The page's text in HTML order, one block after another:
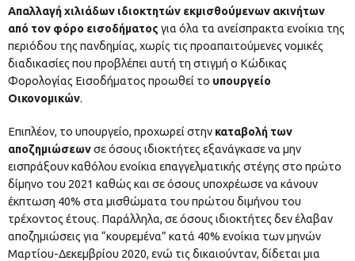
Απαλλαγή χιλιάδων ιδιοκτητών εκμισθούμενων ακινήτων
από τον φόρο εισοδήματος για όλα τα ανείσπρακτα ενοίκια της
περιόδου της πανδημίας, χωρίς τις προαπαιτούμενες νομικές
διαδικασίες που προβλέπει αυτή τη στιγμή ο Κώδικας
Φορολογίας Εισοδήματος προωθεί το υπουργείο
Οικονομικών.
Επιπλέον, το υπουργείο, προχωρεί στην καταβολή των
αποζημιώσεωνσε όσους ιδιοκτήτες εξανάγκασε να μην
εισπράξουν καθόλου ενοίκια επαγγελματικής στέγης στο πρώτο
δίμηνο του 2021 καθώς και σε όσους υποχρέωσε να κάνουν
έκπτωση 40% στα μισθώματα του πρώτου διμήνου του
τρέχοντος έτους. Παράλληλα, σε όσους ιδιοκτήτες δεν έλαβαν
αποζημιώσεις για “κουρεμένα” κατά 40% ενοίκια των μηνών
Μαρτίου-Δεκεμβρίου 2020, ενώ τις δικαιούνταν, δίδεται μια